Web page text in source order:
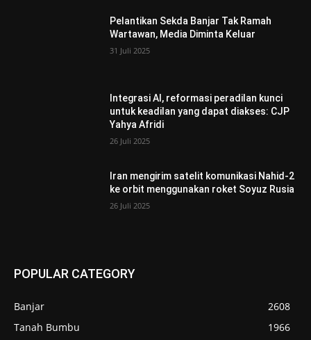
Pelantikan Sekda Banjar Tak Ramah
Wartawan, Media Diminta Keluar
31 Juli 2025
Integrasi AI, reformasi peradilan kunci
untuk keadilan yang dapat diakses: CJP
Yahya Afridi
26 Juli 2025
Iran mengirim satelit komunikasi Nahid-2
ke orbit menggunakan roket Soyuz Rusia
26 Juli 2025
POPULAR CATEGORY
Banjar
2608
Tanah Bumbu
1966